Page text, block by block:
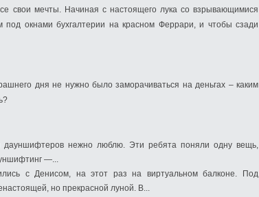
свои мечты. Начиная с настоящего лука со взрывающимися
под окнами бухгалтерии на красном Феррари, и чтобы сзади
дня не нужно было заморачиваться на деньгах – каким
нежно люблю. Эти ребята поняли одну вещь,
—...
с Денисом, на этот раз на виртуальном балконе. Под
но прекрасной луной. В...